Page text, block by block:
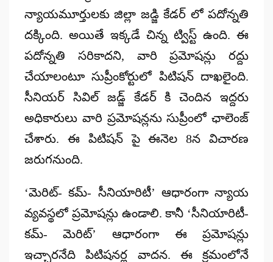
న్యాయమూర్తులకు జిల్లా జడ్జి కేడర్ లో పదోన్నతి
దక్కింది. అయితే ఇక్కడే చిన్న ట్విస్ట్ ఉంది. ఈ
పదోన్నతి సరికాదని, వారి ప్రమోషన్లు రద్దు
చేయాలంటూ సుప్రీంకోర్టులో పిటిషన్ దాఖలైంది.
సీనియర్ సివిల్ జడ్జ్ కేడర్ కి చెందిన ఇద్దరు
అధికారులు వారి ప్రమోషన్లను సుప్రీంలో ఛాలెంజ్
చేశారు. ఈ పిటిషన్ పై ఈనెల 8న విచారణ
జరుగనుంది.
‘మెరిట్- కమ్- సీనియారిటీ’ ఆధారంగా న్యాయ
వ్యవస్థలో ప్రమోషన్లు ఉండాలి. కానీ ‘సీనియారిటీ-
కమ్- మెరిట్‌’ ఆధారంగా ఈ ప్రమోషన్లు
ఇచ్చారనేది పిటిషనర్ల వాదన. ఈ క్రమంలోనే